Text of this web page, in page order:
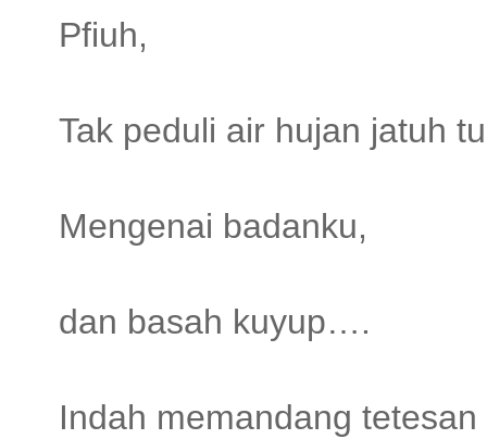
Pfiuh,
Tak peduli air hujan jatuh
Mengenai badanku,
dan basah kuyup….
Indah memandang